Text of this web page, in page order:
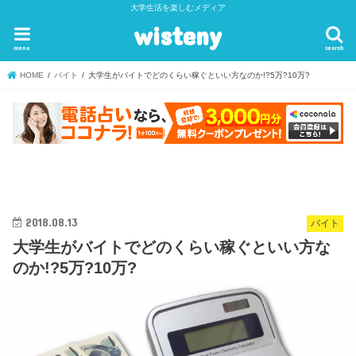
大学生活を楽しむメディア
wisteny search
menu
HOME バイト 大学生がバイトでどのくらい稼ぐといい方なのか!?5万?10万?
バイト
2018.08.13
大学生がバイトでどのくらい稼ぐといい方な
のか!?5万?10万?